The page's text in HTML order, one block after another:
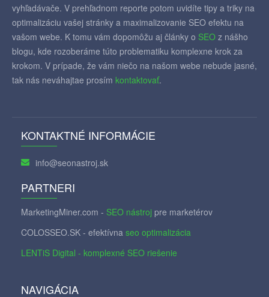
vyhľadávače. V prehľadnom reporte potom uvidíte tipy a triky na
optimalizáciu vašej stránky a maximalizovanie SEO efektu na
vašom webe. K tomu vám dopomôžu aj články o SEO z nášho
blogu, kde rozoberáme túto problematiku komplexne krok za
krokom. V prípade, že vám niečo na našom webe nebude jasné,
tak nás neváhajtae prosím kontaktovať.
KONTAKTNÉ INFORMÁCIE
info@seonastroj.sk
PARTNERI
MarketingMiner.com - SEO nástroj pre marketérov
COLOSSEO.SK - efektívna seo optimalizácia
LENTiS Digital - komplexné SEO riešenie
NAVIGÁCIA